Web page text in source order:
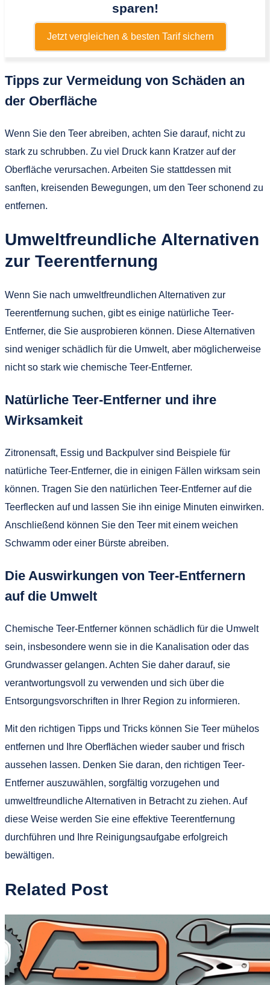
sparen!
Jetzt vergleichen & besten Tarif sichern
Tipps zur Vermeidung von Schäden an
der Oberfläche
Wenn Sie den Teer abreiben, achten Sie darauf, nicht zu
stark zu schrubben. Zu viel Druck kann Kratzer auf der
Oberfläche verursachen. Arbeiten Sie stattdessen mit
sanften, kreisenden Bewegungen, um den Teer schonend zu
entfernen.
Umweltfreundliche Alternativen
zur Teerentfernung
Wenn Sie nach umweltfreundlichen Alternativen zur
Teerentfernung suchen, gibt es einige natürliche Teer-
Entferner, die Sie ausprobieren können. Diese Alternativen
sind weniger schädlich für die Umwelt, aber möglicherweise
nicht so stark wie chemische Teer-Entferner.
Natürliche Teer-Entferner und ihre
Wirksamkeit
Zitronensaft, Essig und Backpulver sind Beispiele für
natürliche Teer-Entferner, die in einigen Fällen wirksam sein
können. Tragen Sie den natürlichen Teer-Entferner auf die
Teerflecken auf und lassen Sie ihn einige Minuten einwirken.
Anschließend können Sie den Teer mit einem weichen
Schwamm oder einer Bürste abreiben.
Die Auswirkungen von Teer-Entfernern
auf die Umwelt
Chemische Teer-Entferner können schädlich für die Umwelt
sein, insbesondere wenn sie in die Kanalisation oder das
Grundwasser gelangen. Achten Sie daher darauf, sie
verantwortungsvoll zu verwenden und sich über die
Entsorgungsvorschriften in Ihrer Region zu informieren.
Mit den richtigen Tipps und Tricks können Sie Teer mühelos
entfernen und Ihre Oberflächen wieder sauber und frisch
aussehen lassen. Denken Sie daran, den richtigen Teer-
Entferner auszuwählen, sorgfältig vorzugehen und
umweltfreundliche Alternativen in Betracht zu ziehen. Auf
diese Weise werden Sie eine effektive Teerentfernung
durchführen und Ihre Reinigungsaufgabe erfolgreich
bewältigen.
Related Post